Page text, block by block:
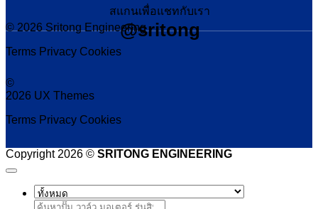
สแกนเพื่อแชทกับเรา
@sritong
© 2026 Sritong Engineering
Terms Privacy Cookies
©
2026 UX Themes
Terms Privacy Cookies
Copyright 2026 © SRITONG ENGINEERING